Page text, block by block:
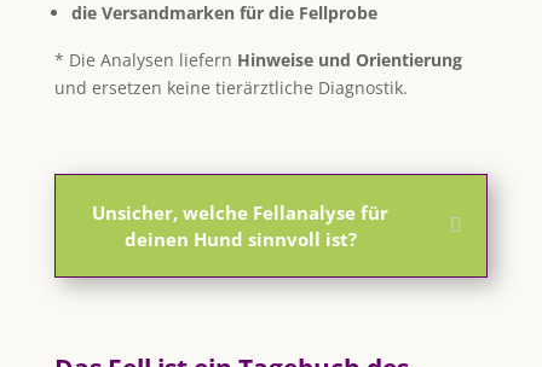
die Versandmarken für die Fellprobe
* Die Analysen liefern Hinweise und Orientierung
und ersetzen keine tierärztliche Diagnostik.
Unsicher, welche Fellanalyse für
deinen Hund sinnvoll ist?